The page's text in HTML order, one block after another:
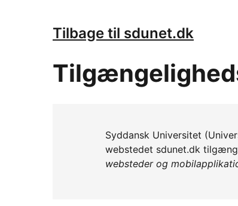
Tilbage til sdunet.dk
Syddansk Universitet
webstedet sdunet.dk
websteder og